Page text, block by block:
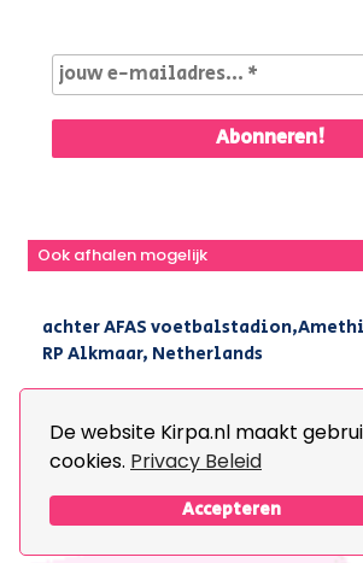
De website Kirpa.nl maakt
cookies. Privacy Beleid
Accepteren
Ook afhalen mogelijk
achter AFAS
RP Alkmaar, Netherlands
+31(0) 251 296 806
© 2026 Kirpa. All Rights Reserved.
The Webdesign